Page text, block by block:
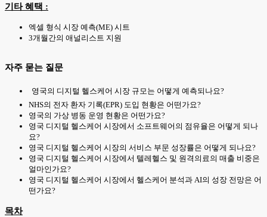
기타 혜택 :
엑셀 형식 시장 예측(ME) 시트
3개월간의 애널리스트 지원
자주 묻는 질문
영국의 디지털 헬스케어 시장 규모는 어떻게 예측되나요?
NHS의 전자 환자 기록(EPR) 도입 현황은 어떤가요?
영국의 가상 병동 운영 현황은 어떤가요?
영국 디지털 헬스케어 시장에서 소프트웨어의 점유율은 어떻게 되나
요?
영국 디지털 헬스케어 시장의 서비스 부문 성장률은 어떻게 되나요?
영국 디지털 헬스케어 시장에서 텔레헬스 및 원격의료의 매출 비중은
얼마인가요?
영국 디지털 헬스케어 시장에서 헬스케어 분석과 AI의 성장 전망은 어
떤가요?
목차